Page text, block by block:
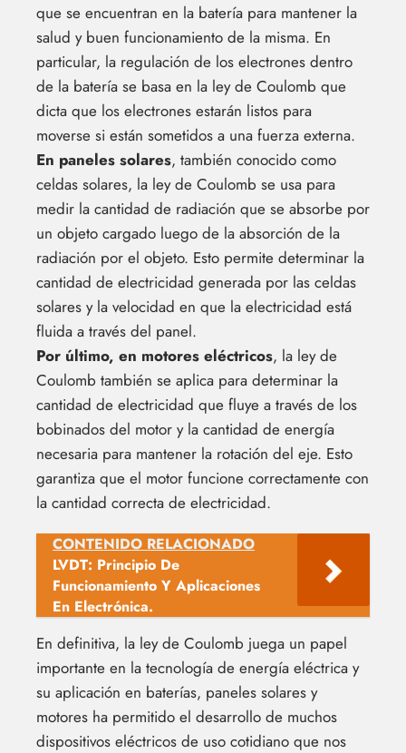
que se encuentran en la batería para mantener la
salud y buen funcionamiento de la misma. En
particular, la regulación de los electrones dentro
de la batería se basa en la ley de Coulomb que
dicta que los electrones estarán listos para
moverse si están sometidos a una fuerza externa.
En paneles solares, también conocido como
celdas solares, la ley de Coulomb se usa para
medir la cantidad de radiación que se absorbe por
un objeto cargado luego de la absorción de la
radiación por el objeto. Esto permite determinar la
cantidad de electricidad generada por las celdas
solares y la velocidad en que la electricidad está
fluida a través del panel.
Por último, en motores eléctricos, la ley de
Coulomb también se aplica para determinar la
cantidad de electricidad que fluye a través de los
bobinados del motor y la cantidad de energía
necesaria para mantener la rotación del eje. Esto
garantiza que el motor funcione correctamente con
la cantidad correcta de electricidad.
CONTENIDO RELACIONADO
LVDT: Principio De
Funcionamiento Y Aplicaciones
En Electrónica.
En definitiva, la ley de Coulomb juega un papel
importante en la tecnología de energía eléctrica y
su aplicación en baterías, paneles solares y
motores ha permitido el desarrollo de muchos
dispositivos eléctricos de uso cotidiano que nos